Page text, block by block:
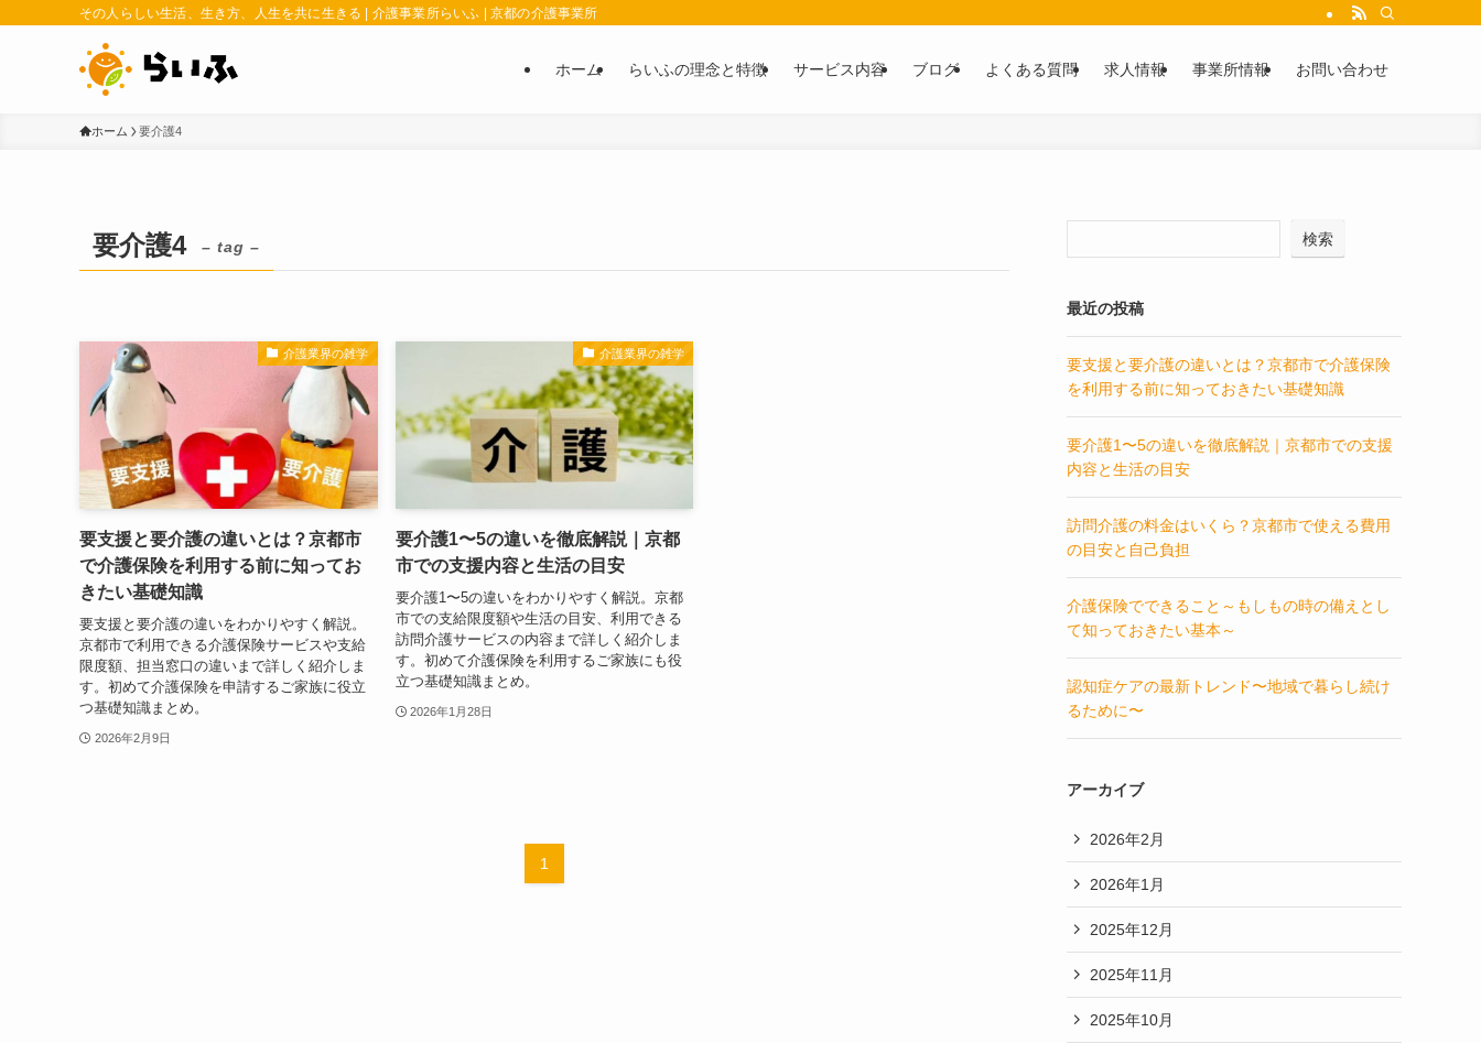
その人らしい生活、生き方、人生を共に生きる | 介護事業所らいふ | 京都の介護事業所
ホーム らいふの理念と特徴 サービス内容 ブログ よくある質問 求人情報 事業所情報 お問い合わせ
ホーム 要介護4
要介護4 – tag –
介護業界の雑学
要支援と要介護の違いとは？京都市
で介護保険を利用する前に知ってお
きたい基礎知識
要支援と要介護の違いをわかりやすく解説。
京都市で利用できる介護保険サービスや支給
限度額、担当窓口の違いまで詳しく紹介しま
す。初めて介護保険を申請するご家族に役立
つ基礎知識まとめ。
2026年2月9日
介護業界の雑学
要介護1〜5の違いを徹底解説｜京都
市での支援内容と生活の目安
要介護1〜5の違いをわかりやすく解説。京都
市での支給限度額や生活の目安、利用できる
訪問介護サービスの内容まで詳しく紹介しま
す。初めて介護保険を利用するご家族にも役
立つ基礎知識まとめ。
2026年1月28日
1
検索
最近の投稿
要支援と要介護の違いとは？京都市で介護保険
を利用する前に知っておきたい基礎知識
要介護1〜5の違いを徹底解説｜京都市での支援
内容と生活の目安
訪問介護の料金はいくら？京都市で使える費用
の目安と自己負担
介護保険でできること～もしもの時の備えとし
て知っておきたい基本～
認知症ケアの最新トレンド〜地域で暮らし続け
るために〜
アーカイブ
2026年2月
2026年1月
2025年12月
2025年11月
2025年10月